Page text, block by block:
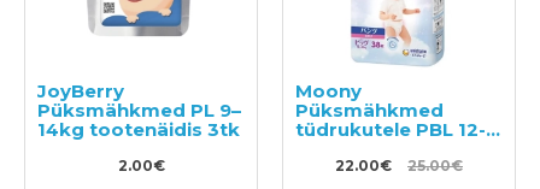
JoyBerry
Püksmähkmed PL 9–
14kg tootenäidis 3tk
2.00€
Moony
Püksmähkmed
tüdrukutele PBL 12-
22.00€ 25.00€